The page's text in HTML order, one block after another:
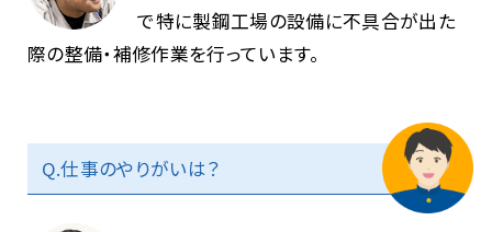
で特に製鋼工場の設備に不具合が出た
際の整備・補修作業を行っています。
Q.仕事のやりがいは？